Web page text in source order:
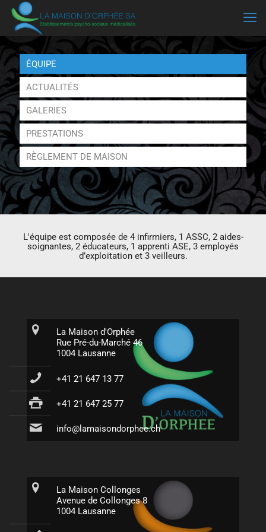
ÉQUIPE
ACTUALITÉS
GALERIES
PRESTATIONS
RÈGLEMENT DE MAISON
L'équipe est composée de 4 infirmiers, 1 ASSC, 2 aides-
soignantes, 2 éducateurs, 1 apprenti ASE, 3 employés
d’exploitation et 3 veilleurs.
La Maison d'Orphée
Rue Pré-du-Marché 46
1004 Lausanne
+41 21 647 13 77
+41 21 647 25 77
info@lamaisondorphee.ch
La Maison Collonges
Avenue de Collonges 8
1004 Lausanne